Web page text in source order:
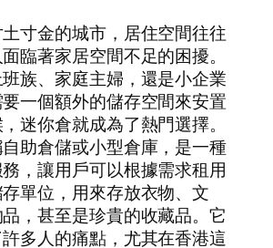
寸金的城市，居住空間往往
臨著家居空間不足的困擾。
族、家庭主婦，還是小企業
一個額外的儲存空間來安置
迷你倉就成為了熱門選擇。
助倉儲或小型倉庫，是一種
，讓用戶可以根據需求租用
單位，用來存放衣物、文
，甚至是珍貴的收藏品。它
多人的痛點，尤其在香港這